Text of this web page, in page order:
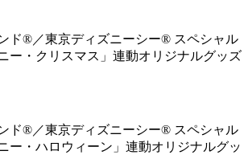
ド®／東京ディズニーシー® スペシャル
ー・クリスマス」連動オリジナルグッズ
ド®／東京ディズニーシー® スペシャル
ー・ハロウィーン」連動オリジナルグッ